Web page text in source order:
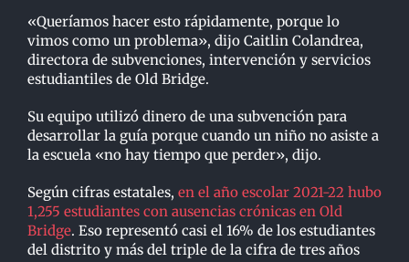
«Queríamos hacer esto rápidamente, porque lo
vimos como un problema», dijo Caitlin Colandrea,
directora de subvenciones, intervención y servicios
estudiantiles de Old Bridge.
Su equipo utilizó dinero de una subvención para
desarrollar la guía porque cuando un niño no asiste a
la escuela «no hay tiempo que perder», dijo.
Según cifras estatales, en el año escolar 2021-22 hubo
1,255 estudiantes con ausencias crónicas en Old
Bridge. Eso representó casi el 16% de los estudiantes
del distrito y más del triple de la cifra de tres años